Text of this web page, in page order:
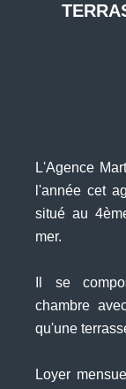
L'Agence
l'année cet
situé au
mer.
Il se
chambre
qu'une
Loyer